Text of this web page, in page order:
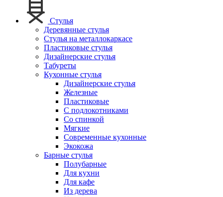
Стулья
Деревянные стулья
Стулья на металлокаркасе
Пластиковые стулья
Дизайнерские стулья
Табуреты
Кухонные стулья
Дизайнерские стулья
Железные
Пластиковые
С подлокотниками
Со спинкой
Мягкие
Современные кухонные
Экокожа
Барные стулья
Полубарные
Для кухни
Для кафе
Из дерева